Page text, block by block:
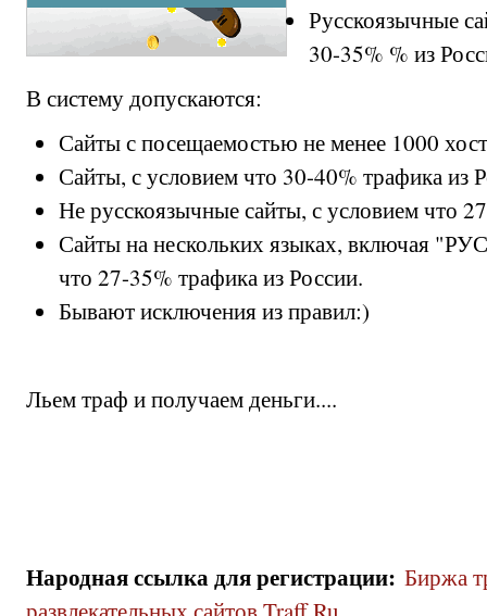
Русскоязычные
30-35% % из
В систему допускаются:
Сайты с посещаемостью не менее 1000
Сайты, с условием что 30-40% трафика из
Не русскоязычные сайты, с условием что
Сайты на нескольких языках, включая
что 27-35% трафика из России.
Бывают исключения из правил:)
Льем траф и получаем деньги....
Народная ссылка для регистрации: Биржа